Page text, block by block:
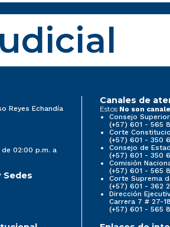
Reyes Echandía
de 02:00 p.m. a
Sedes
Canales de
Estos No son
Consejo
(+57) 601 - 565
Corte
(+57) 601 - 350
Consejo de
(+57) 601 - 350
Comisión
(+57) 601 - 565
Corte Suprema
(+57) 601 - 362
Dirección
Carrera 7 # 27-
(+57) 601 - 565